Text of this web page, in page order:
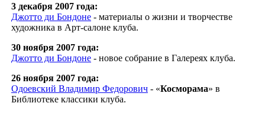
3 декабря 2007 года:
Джотто ди Бондоне - материалы о жизни и творчестве
художника в Арт-салоне клуба.
30 ноября 2007 года:
Джотто ди Бондоне - новое собрание в Галереях клуба.
26 ноября 2007 года:
Одоевский Владимир Федорович - «Косморама» в
Библиотеке классики клуба.